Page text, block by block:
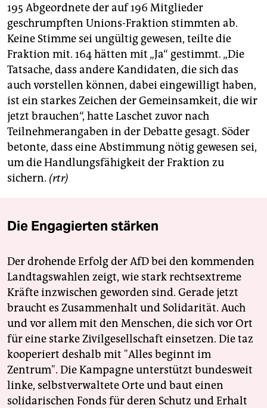
195 Abgeordnete der auf 196 Mitglieder
geschrumpften Unions-Fraktion stimmten ab.
Keine Stimme sei ungültig gewesen, teilte die
Fraktion mit. 164 hätten mit „Ja“ gestimmt. „Die
Tatsache, dass andere Kandidaten, die sich das
auch vorstellen können, dabei eingewilligt haben,
ist ein starkes Zeichen der Gemeinsamkeit, die wir
jetzt brauchen“, hatte Laschet zuvor nach
Teilnehmerangaben in der Debatte gesagt. Söder
betonte, dass eine Abstimmung nötig gewesen sei,
um die Handlungsfähigkeit der Fraktion zu
sichern. (rtr)
Die Engagierten stärken
Der drohende Erfolg der AfD bei den kommenden
Landtagswahlen zeigt, wie stark rechtsextreme
Kräfte inzwischen geworden sind. Gerade jetzt
braucht es Zusammenhalt und Solidarität. Auch
und vor allem mit den Menschen, die sich vor Ort
für eine starke Zivilgesellschaft einsetzen. Die taz
kooperiert deshalb mit "Alles beginnt im
Zentrum". Die Kampagne unterstützt bundesweit
linke, selbstverwaltete Orte und baut einen
solidarischen Fonds für deren Schutz und Erhalt